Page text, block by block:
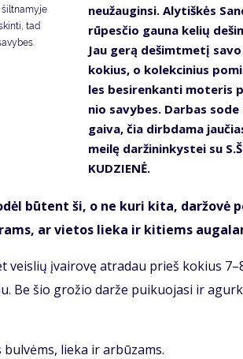
šiltnamyje
tad
ne­už­au­gin­si. Aly­tiš­kės
rū­pes­čio gau­na ke­lių
Jau ge­rą de­šimt­me­tį
ko­kius, o ko­lek­ci­nius
les be­si­ren­kan­ti mo­te­ris
nio sa­vy­bes. Dar­bas
gai­va, čia dirb­da­ma
mei­lę dar­ži­nin­kys­tei su
KU­DZIE­NĖ.
bū­tent ši, o ne ku­ri ki­ta, dar­žo­vė
ar vie­tos lie­ka ir ki­tiems
veis­lių įvai­ro­vę at­ra­dau prieš ko­kius
Be šio gro­žio dar­že pui­kuo­ja­si ir
lie­ka ir ar­bū­zams.